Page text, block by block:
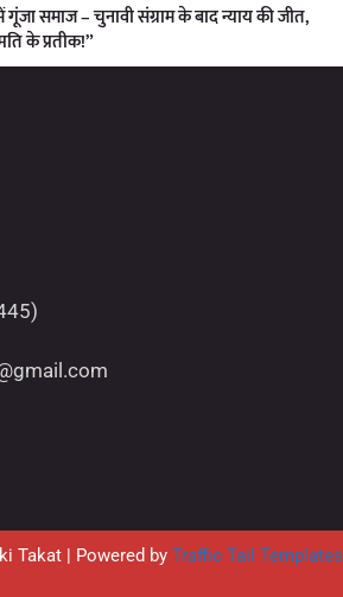
समाज – चुनावी संग्राम के बाद न्याय की जीत,
के प्रतीक!”
Takat | Powered by Traffic Tail Templates